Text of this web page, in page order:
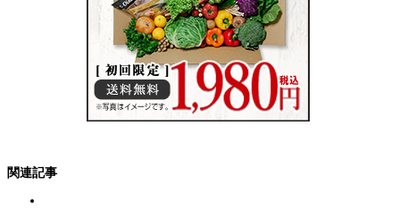
関連記事